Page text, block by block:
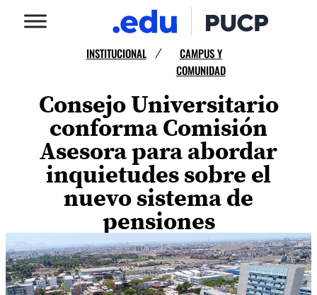
INSTITUCIONAL /
CAMPUS Y
COMUNIDAD
Consejo Universitario
conforma Comisión
Asesora para abordar
inquietudes sobre el
nuevo sistema de
pensiones